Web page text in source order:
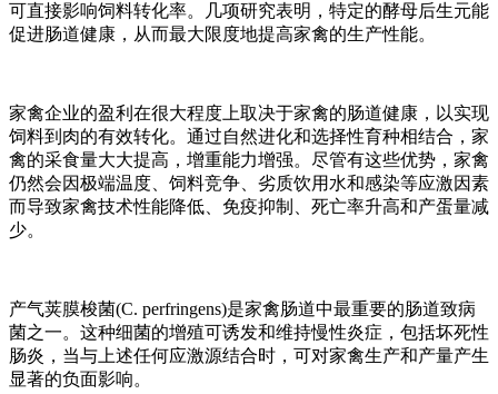
可直接影响饲料转化率。几项研究表明，特定的酵母后生元能
促进肠道健康，从而最大限度地提高家禽的生产性能。
家禽企业的盈利在很大程度上取决于家禽的肠道健康，以实现
饲料到肉的有效转化。通过自然进化和选择性育种相结合，家
禽的采食量大大提高，增重能力增强。尽管有这些优势，家禽
仍然会因极端温度、饲料竞争、劣质饮用水和感染等应激因素
而导致家禽技术性能降低、免疫抑制、死亡率升高和产蛋量减
少。
产气荚膜梭菌(C. perfringens)是家禽肠道中最重要的肠道致病
菌之一。这种细菌的增殖可诱发和维持慢性炎症，包括坏死性
肠炎，当与上述任何应激源结合时，可对家禽生产和产量产生
显著的负面影响。